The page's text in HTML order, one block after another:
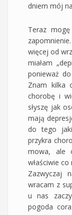
dniem mój
Teraz
więcej od
miałam
ponieważ
Znam kilka
chorobę i
słyszę jak
mają
do tego
przykra
mowa, ale
właściwie
Zazwyczaj
wracam z
u nas
pogoda